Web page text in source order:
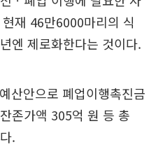
재 46만6000마리의 식
엔 제로화한다는 것이다.
산안으로 폐업이행촉진금
존가액 305억 원 등 총
.